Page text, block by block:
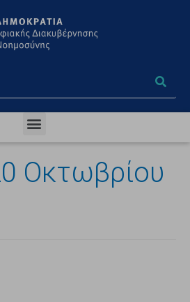
Οκτωβρίου